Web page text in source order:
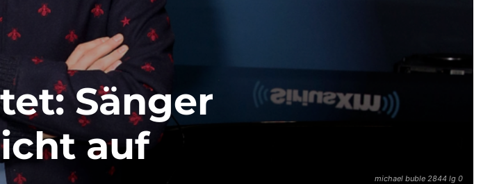
michael buble 2844 lg 0
Sänger
auf